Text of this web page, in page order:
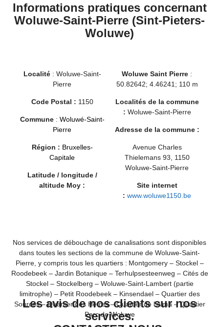
Informations pratiques concernant
Woluwe-Saint-Pierre (Sint-Pieters-
Woluwe)
Localité: Woluwe-Saint-
Pierre
Code Postal : 1150
Commune: Woluwé-Saint-
Pierre
Région : Bruxelles-
Capitale
Latitude / longitude /
altitude Moy :
Woluwe Saint Pierre :
50.82642; 4.46241; 110 m
Localités de la commune
: Woluwe-Saint-Pierre
Adresse de la commune :
Avenue Charles
Thielemans 93, 1150
Woluwe-Saint-Pierre
Site internet
: www.woluwe1150.be
Nos services de débouchage de canalisations sont disponibles
dans toutes les sections de la commune de Woluwe-Saint-
Pierre, y compris tous les quartiers : Montgomery – Stockel –
Roodebeek – Jardin Botanique – Terhulpsesteenweg – Cités de
Stockel – Stockelberg – Woluwe-Saint-Lambert (partie
limitrophe) – Petit Roodebeek – Kinsendael – Quartier des
Sources – Quartier des Hêtres – Quartier de l’Alma – Quartier
Parc de Woluwe
Les avis de nos clients sur nos
services.